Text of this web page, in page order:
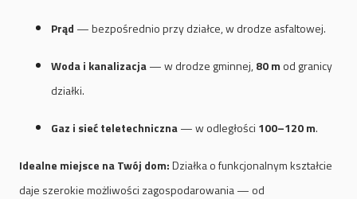
Prąd — bezpośrednio przy działce, w drodze asfaltowej.
Woda i kanalizacja— w drodze gminnej,80 m od granicy
działki.
Gaz i sieć teletechniczna— w odległości 100–120 m.
Idealne miejsce na Twój dom:Działka o funkcjonalnym kształcie
daje szerokie możliwości zagospodarowania — od